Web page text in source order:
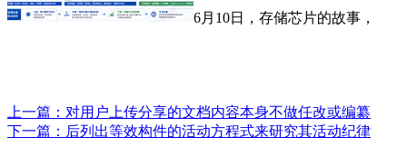
6月10日，存储芯片的故事，
上一篇： 对用户上传分享的文档内容本身不做任改或编纂
下一篇： 后列出等效构件的活动方程式来研究其活动纪律